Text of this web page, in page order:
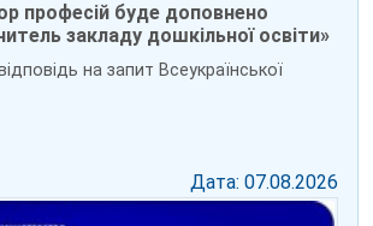
професій буде доповнено
закладу дошкільної освіти»
на запит Всеукраїнської
Дата: 07.08.2026